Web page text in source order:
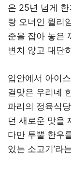
은 25년 넘게
랑 오너인 윌리
준을 잡아 놓은
변치 않고 대단
입안에서 아이
걸맞은 우리네
파리의 정육식
던 새로운 맛을
다만 투뿔 한우
있는 소고기’라